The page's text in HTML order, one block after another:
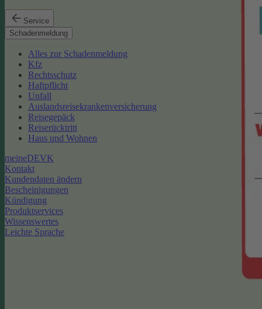
Service
Schadenmeldung
Alles zur Schadenmeldung
Kfz
Rechtsschutz
Haftpflicht
Unfall
Auslandsreisekrankenversicherung
Reisegepäck
Reiserücktritt
Haus und Wohnen
meineDEVK
Kontakt
Kundendaten ändern
Bescheinigungen
Kündigung
Produktservices
Wissenswertes
Leichte Sprache